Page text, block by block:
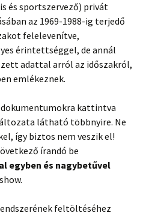
és sportszervező) privát
az 1969-1988-ig terjedő
felelevenítve,
érintettséggel, de annál
adattal arról az időszakról,
emlékeznek.
kattintva
látható többnyire. Ne
így biztos nem veszik el!
írandó be
egyben és nagybetűvel
feltöltéséhez